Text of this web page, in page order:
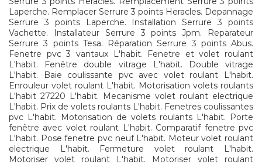
Laperche. Remplacer Serrure 3 points Heracles. Depannage
Serrure 3 points Laperche. Installation Serrure 3 points
Vachette. Installateur Serrure 3 points Jpm. Reparateur
Serrure 3 points Tesa. Réparation Serrure 3 points Abus.
Fenetre pvc 3 vantaux L'habit. Fenetre et volet roulant
L'habit. Fenêtre double vitrage L'habit. Double vitrage
L'habit. Baie coulissante pvc avec volet roulant L'habit.
Enrouleur volet roulant L'habit. Motorisation volets roulants
L'habit 27220 L'habit. Mecanisme volet roulant electrique
L'habit. Prix de volets roulants L'habit. Fenetres coulissantes
pvc L'habit. Motorisation de volets roulants L'habit. Porte
fenêtre avec volet roulant L'habit. Comparatif fenetre pvc
L'habit. Pose fenetre pvc neuf L'habit. Moteur volet roulant
electrique L'habit. Fermeture volet roulant L'habit.
Motoriser volet roulant L'habit. Motoriser volet roulant